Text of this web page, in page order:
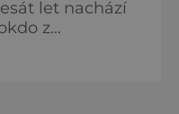
let nachází
z
zemích –